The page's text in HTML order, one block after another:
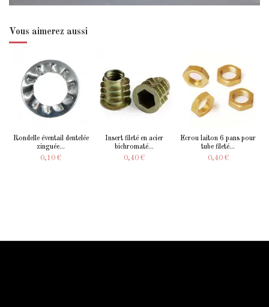
Vous aimerez aussi
Rondelle éventail dentelée
zinguée...
0,10 €
Insert fileté en acier
bichromaté...
0,40 €
Ecrou laiton 6 pans pour
tube fileté...
0,40 €